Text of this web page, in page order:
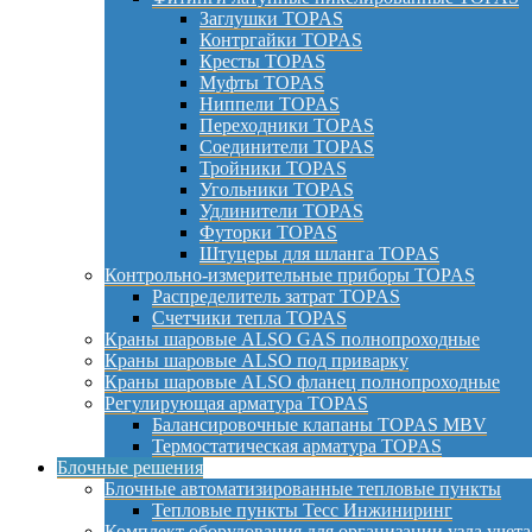
Заглушки TOPAS
Контргайки TOPAS
Кресты TOPAS
Муфты TOPAS
Ниппели TOPAS
Переходники TOPAS
Соединители TOPAS
Тройники TOPAS
Угольники TOPAS
Удлинители TOPAS
Футорки TOPAS
Штуцеры для шланга TOPAS
Контрольно-измерительные приборы TOPAS
Распределитель затрат TOPAS
Счетчики тепла TOPAS
Краны шаровые ALSO GAS полнопроходные
Краны шаровые ALSO под приварку
Краны шаровые ALSO фланец полнопроходные
Регулирующая арматура TOPAS
Балансировочные клапаны TOPAS MBV
Термостатическая арматура TOPAS
Блочные решения
Блочные автоматизированные тепловые пункты
Тепловые пункты Тесс Инжиниринг